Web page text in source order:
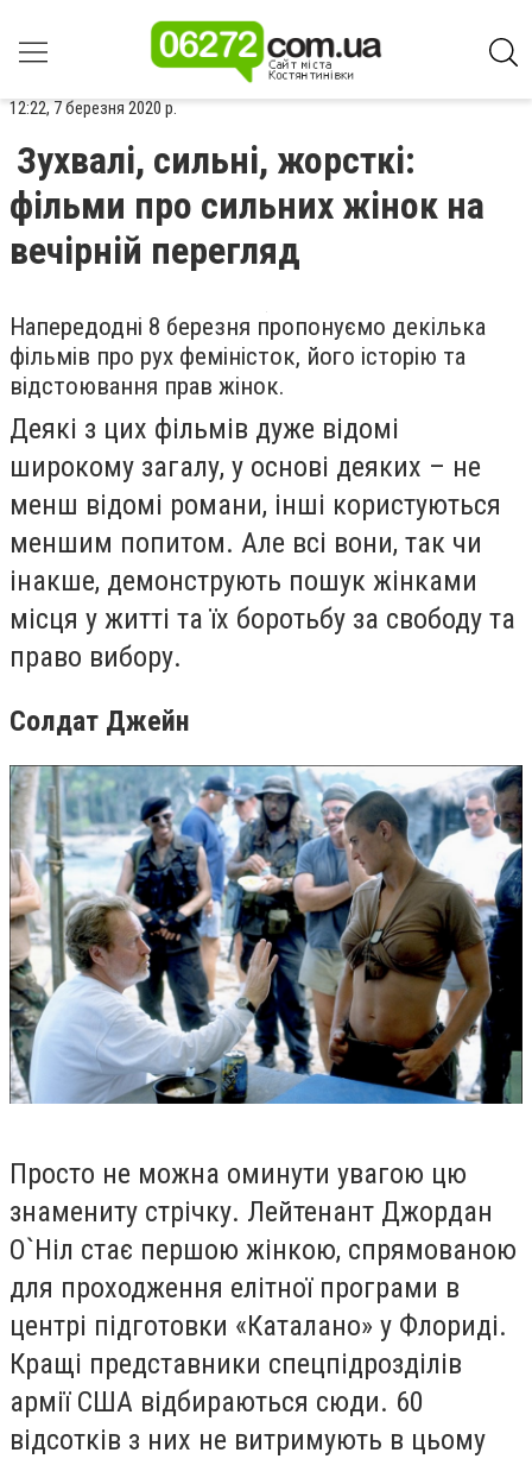
12:22, 7 березня 2020 р.
Зухвалі, сильні, жорсткі:
фільми про сильних жінок на
вечірній перегляд
Напередодні 8 березня пропонуємо декілька
фільмів про рух феміністок, його історію та
відстоювання прав жінок.
Деякі з цих фільмів дуже відомі
широкому загалу, у основі деяких – не
менш відомі романи, інші користуються
меншим попитом. Але всі вони, так чи
інакше, демонструють пошук жінками
місця у житті та їх боротьбу за свободу та
право вибору.
Солдат Джейн
Просто не можна оминути увагою цю
знамениту стрічку. Лейтенант Джордан
О`Ніл стає першою жінкою, спрямованою
для проходження елітної програми в
центрі підготовки «Каталано» у Флориді.
Кращі представники спецпідрозділів
армії США відбираються сюди. 60
відсотків з них не витримують в цьому